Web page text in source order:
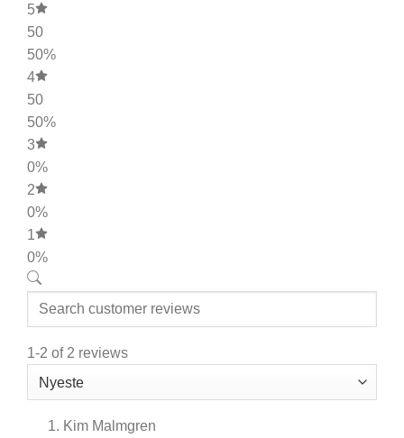
5
50
50%
4
50
50%
3
0%
2
0%
1
0%
1-2 of 2 reviews
Kim Malmgren